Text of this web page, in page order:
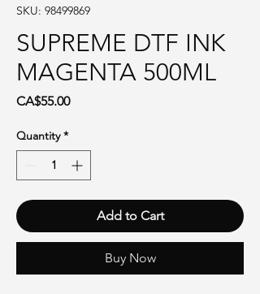
SKU: 98499869
SUPREME DTF INK
MAGENTA 500ML
CA$55.00Price
Quantity *
Add to Cart
Buy Now